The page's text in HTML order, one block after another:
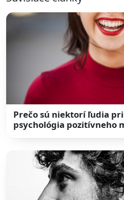
Prečo sú niektorí ľudia
psychológia pozitívneho